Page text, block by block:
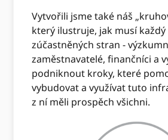
Vytvořili jsme také náš
který ilustruje, jak musí každý
zúčastněných stran -
zaměstnavatelé, finančníci a
podniknout kroky, které
vybudovat a využívat tuto
z ní měli prospěch všichni.